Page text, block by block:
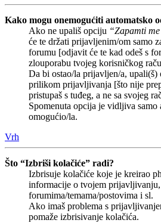
Kako mogu onemogućiti automatsko
Ako ne upališ opciju “Zapamti
će te držati prijavljenim/om samo
forumu [odjavit će te kad odeš s
zlouporabu tvojeg korisničkog
Da bi ostao/la prijavljen/a, upali(š)
prilikom prijavljivanja [što nije
pristupaš s tuđeg, a ne sa svojeg
Spomenuta opcija je vidljiva
omogućio/la.
Vrh
Što “Izbriši kolačiće” radi?
Izbrisuje kolačiće koje je kreirao
informacije o tvojem
forumima/temama/postovima i sl.
Ako imaš problema s
pomaže izbrisivanje kolačića.